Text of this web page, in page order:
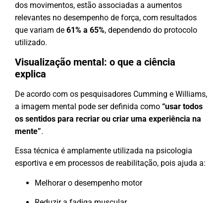
dos movimentos, estão associadas a aumentos
relevantes no desempenho de força, com resultados
que variam de 61% a 65%, dependendo do protocolo
utilizado.
Visualização mental: o que a ciência
explica
De acordo com os pesquisadores Cumming e Williams,
a imagem mental pode ser definida como “usar todos
os sentidos para recriar ou criar uma experiência na
mente”.
Essa técnica é amplamente utilizada na psicologia
esportiva e em processos de reabilitação, pois ajuda a:
Melhorar o desempenho motor